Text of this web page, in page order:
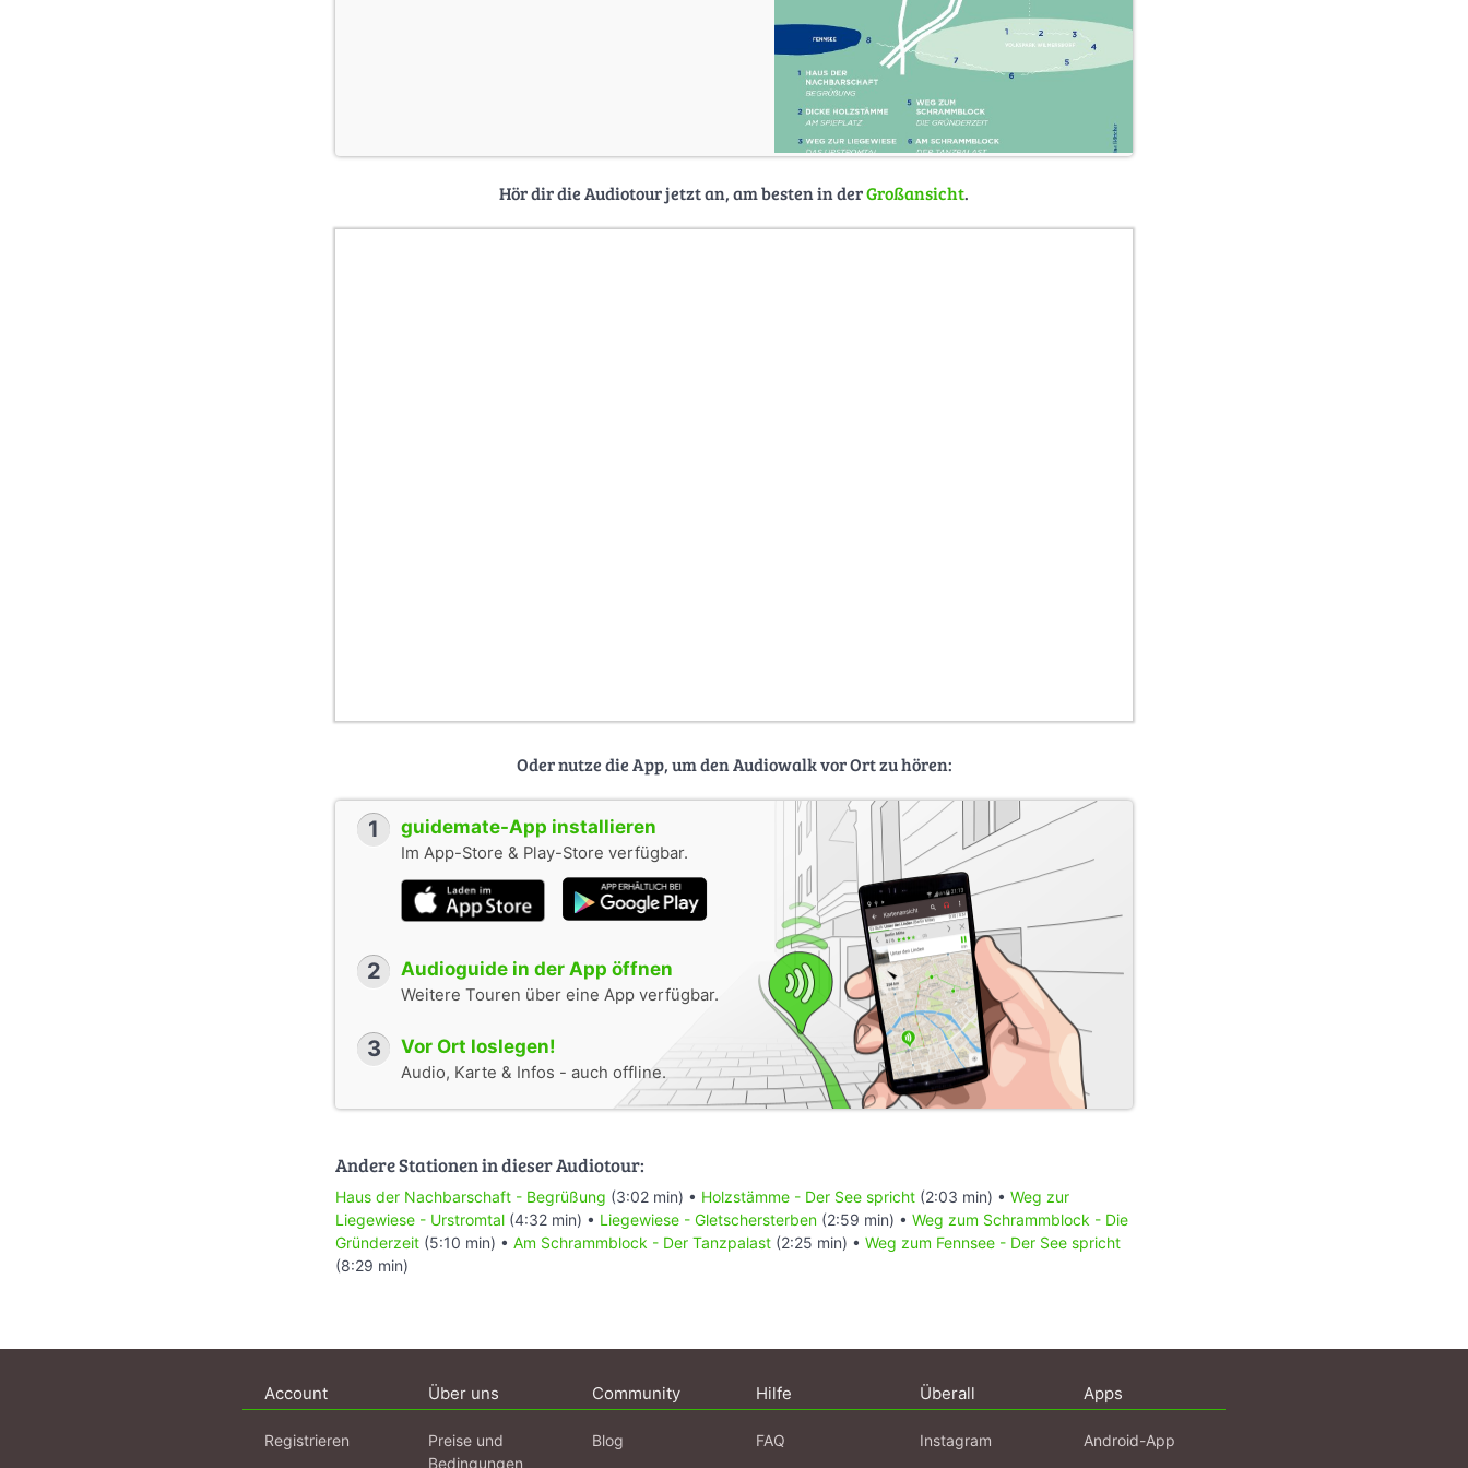
Hör dir die Audiotour jetzt an, am besten in derGroßansicht.
Oder nutze die App, um den Audiowalk vor Ort zu hören:
1 guidemate-App installieren
Im App-Store & Play-Store verfügbar.
2 Audioguide in der App öffnen
Weitere Touren über eine App verfügbar.
3 Vor Ort loslegen!
Audio, Karte & Infos - auch offline.
Andere Stationen in dieser Audiotour:
Haus der Nachbarschaft - Begrüßung (3:02 min) • Holzstämme - Der See spricht (2:03 min) • Weg zur
Liegewiese - Urstromtal (4:32 min) • Liegewiese - Gletschersterben (2:59 min) • Weg zum Schrammblock - Die
Gründerzeit (5:10 min) • Am Schrammblock - Der Tanzpalast (2:25 min) • Weg zum Fennsee - Der See spricht
(8:29 min)
Account
Registrieren
Über uns
Preise und
Bedingungen
Community
Blog
Hilfe
FAQ
Überall
Instagram
Apps
Android-App